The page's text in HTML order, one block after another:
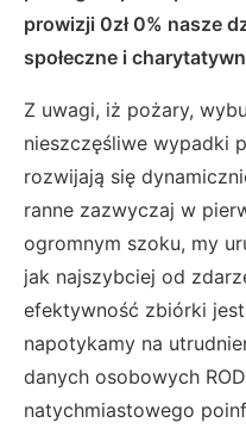
prowizji 0zł 0% nasze
społeczne i
Z uwagi, iż pożary,
nieszczęśliwe wypadki
rozwijają się
ranne zazwyczaj w
ogromnym szoku, my
jak najszybciej od
efektywność zbiórki
napotykamy na
danych osobowych
natychmiastowego